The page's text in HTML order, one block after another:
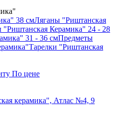
38 смЛяганы "Риштанская
"Риштанская Керамика" 24 - 28
31 - 36 смПредметы
Тарелки "Риштанская
По цене
керамика", Атлас №4, 9